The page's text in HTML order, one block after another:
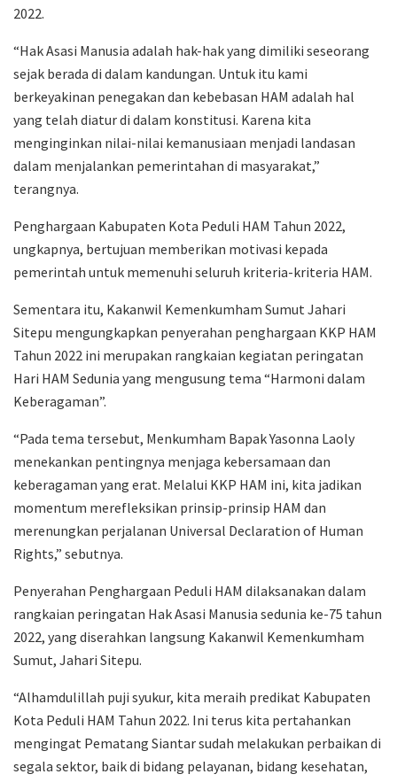
2022.
“Hak Asasi Manusia adalah hak-hak yang dimiliki seseorang
sejak berada di dalam kandungan. Untuk itu kami
berkeyakinan penegakan dan kebebasan HAM adalah hal
yang telah diatur di dalam konstitusi. Karena kita
menginginkan nilai-nilai kemanusiaan menjadi landasan
dalam menjalankan pemerintahan di masyarakat,”
terangnya.
Penghargaan Kabupaten Kota Peduli HAM Tahun 2022,
ungkapnya, bertujuan memberikan motivasi kepada
pemerintah untuk memenuhi seluruh kriteria-kriteria HAM.
Sementara itu, Kakanwil Kemenkumham Sumut Jahari
Sitepu mengungkapkan penyerahan penghargaan KKP HAM
Tahun 2022 ini merupakan rangkaian kegiatan peringatan
Hari HAM Sedunia yang mengusung tema “Harmoni dalam
Keberagaman”.
“Pada tema tersebut, Menkumham Bapak Yasonna Laoly
menekankan pentingnya menjaga kebersamaan dan
keberagaman yang erat. Melalui KKP HAM ini, kita jadikan
momentum merefleksikan prinsip-prinsip HAM dan
merenungkan perjalanan Universal Declaration of Human
Rights,” sebutnya.
Penyerahan Penghargaan Peduli HAM dilaksanakan dalam
rangkaian peringatan Hak Asasi Manusia sedunia ke-75 tahun
2022, yang diserahkan langsung Kakanwil Kemenkumham
Sumut, Jahari Sitepu.
“Alhamdulillah puji syukur, kita meraih predikat Kabupaten
Kota Peduli HAM Tahun 2022. Ini terus kita pertahankan
mengingat Pematang Siantar sudah melakukan perbaikan di
segala sektor, baik di bidang pelayanan, bidang kesehatan,